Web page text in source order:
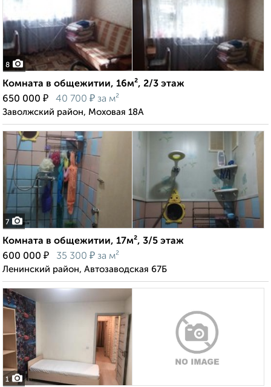
8
Комната в общежитии, 16м², 2/3 этаж
650 000 ₽ 40 700 ₽ за м²
Заволжский район, Моховая 18А
7
Комната в общежитии, 17м², 3/5 этаж
600 000 ₽ 35 300 ₽ за м²
Ленинский район, Автозаводская 67Б
1